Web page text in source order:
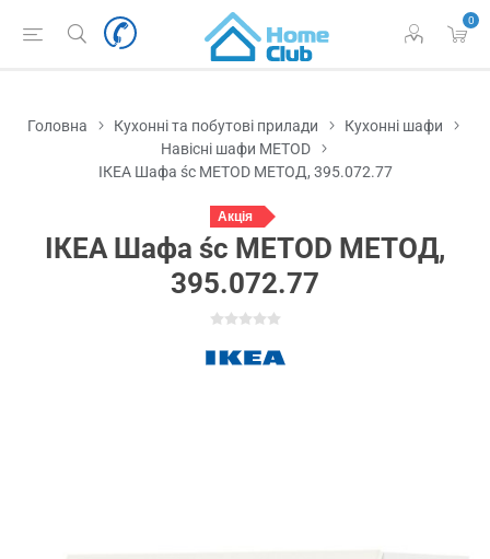
0
Головна Кухонні та побутові прилади
Кухонні шафи
Навісні шафи METOD
ІКЕА Шафа śc METOD МЕТОД, 395.072.77
Акція
ІКЕА Шафа śc METOD МЕТОД,
395.072.77